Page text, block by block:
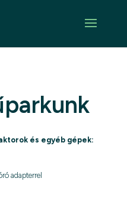
és egyéb gépek:
adapterrel